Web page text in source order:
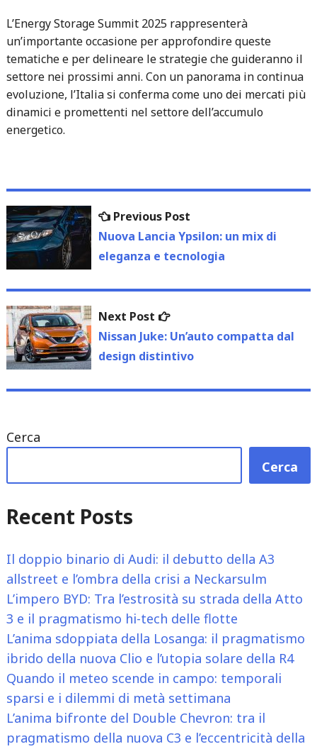
L’Energy Storage Summit 2025 rappresenterà
un’importante occasione per approfondire queste
tematiche e per delineare le strategie che guideranno il
settore nei prossimi anni. Con un panorama in continua
evoluzione, l’Italia si conferma come uno dei mercati più
dinamici e promettenti nel settore dell’accumulo
energetico.
Navigazione
articoli
Previous PostPrevious
post:
Nuova Lancia Ypsilon: un mix di
eleganza e tecnologia
Next Post
Next
post:
Nissan Juke: Un’auto compatta dal
design distintivo
Cerca
Cerca
Recent Posts
Il doppio binario di Audi: il debutto della A3
allstreet e l’ombra della crisi a Neckarsulm
L’impero BYD: Tra l’estrosità su strada della Atto
3 e il pragmatismo hi-tech delle flotte
L’anima sdoppiata della Losanga: il pragmatismo
ibrido della nuova Clio e l’utopia solare della R4
Quando il meteo scende in campo: temporali
sparsi e i dilemmi di metà settimana
L’anima bifronte del Double Chevron: tra il
pragmatismo della nuova C3 e l’eccentricità della